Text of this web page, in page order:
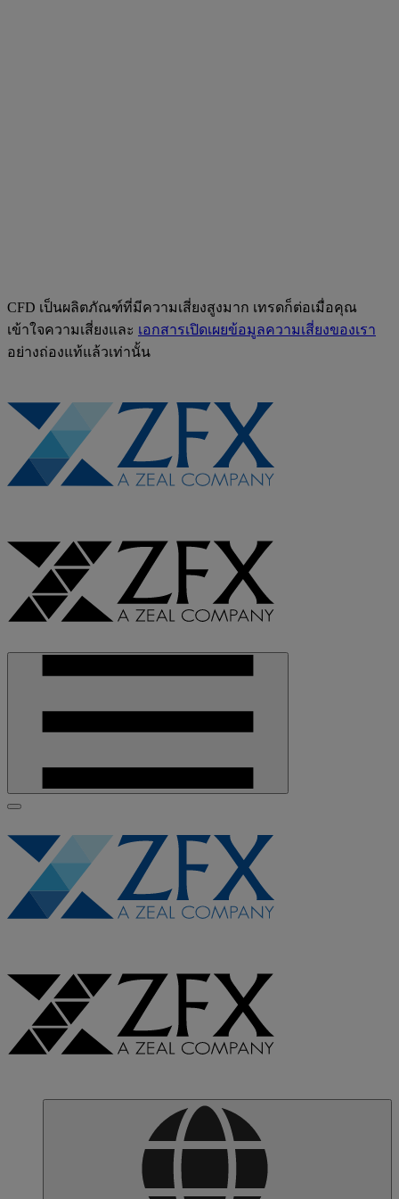
CFD เป็นผลิตภัณฑ์ที่มีความเสี่ยงสูงมาก เทรดก็ต่อเมื่อคุณ
เข้าใจความเสี่ยงและ เอกสารเปิดเผยข้อมูลความเสี่ยงของเรา
อย่างถ่องแท้แล้วเท่านั้น